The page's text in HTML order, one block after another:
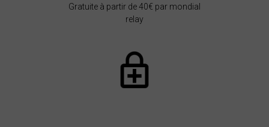
Gratuite à partir de 40€ par mondial
relay